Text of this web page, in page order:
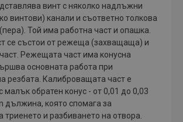
винт с няколко надлъжни
винтови) канали и съответно толкова
Той има работна част и опашка.
се състои от режеща (захващаща) и
Режещата част има конусна
основната работа при
резбата. Калиброващата част е
малък обратен конус - от 0,01 до 0,03
дължина, която спомага за
триенето и разбиването на отвора.